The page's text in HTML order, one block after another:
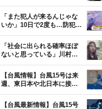
「また犯人が来るんじゃな
いか」10日で2度も…防犯カ
「社会に出られる確率ほぼ
ないと思っている」川村葉
【台風情報】台風15号は来
週、東日本や北日本に接近
【台風最新情報】台風15号